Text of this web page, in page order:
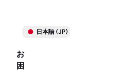
日本語 (JP)
お
困